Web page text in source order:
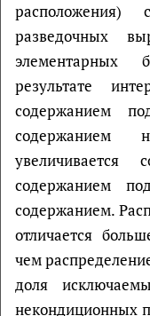
разведочных
элементарных
результате
содержанием
содержанием
содержанием
содержанием.
отличается
чем
доля
некондиционных